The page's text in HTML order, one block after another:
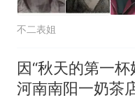
不二表姐
因“秋天的第一杯
河南南阳一奶茶